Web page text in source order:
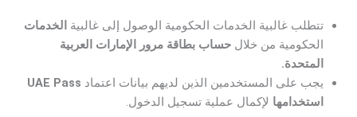
تتطلب غالبية الخدمات الحكومية الوصول إلى غالبية الخدمات
الحكومية من خلالحساب بطاقة مرور الإمارات العربية
المتحدة.
يجب على المستخدمين الذين لديهم بيانات اعتماد UAE Pass
استخدامها لإكمال عملية تسجيل الدخول.